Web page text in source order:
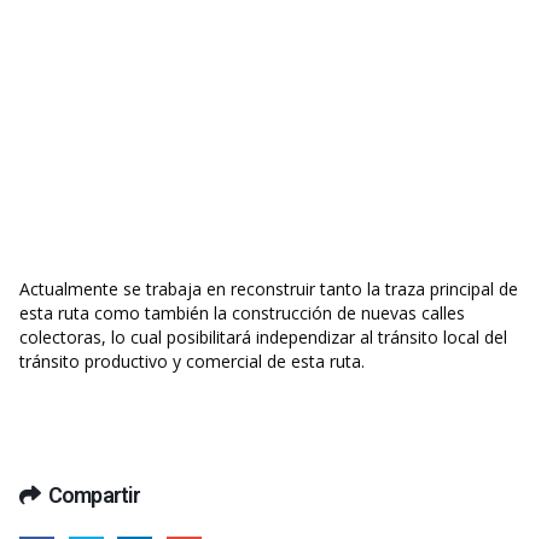
Actualmente se trabaja en reconstruir tanto la traza principal de
esta ruta como también la construcción de nuevas calles
colectoras, lo cual posibilitará independizar al tránsito local del
tránsito productivo y comercial de esta ruta.
Compartir